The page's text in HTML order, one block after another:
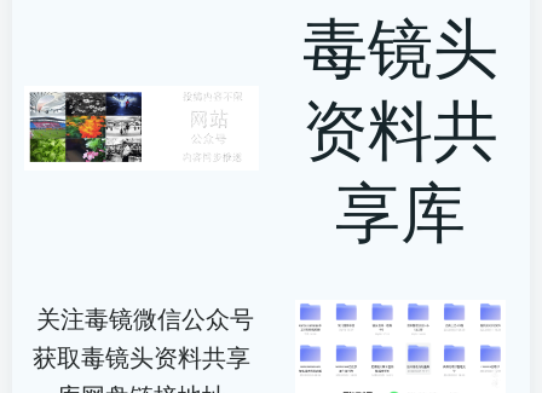
毒镜头
资料共
享库
关注毒镜微信公众号
获取毒镜头资料共享